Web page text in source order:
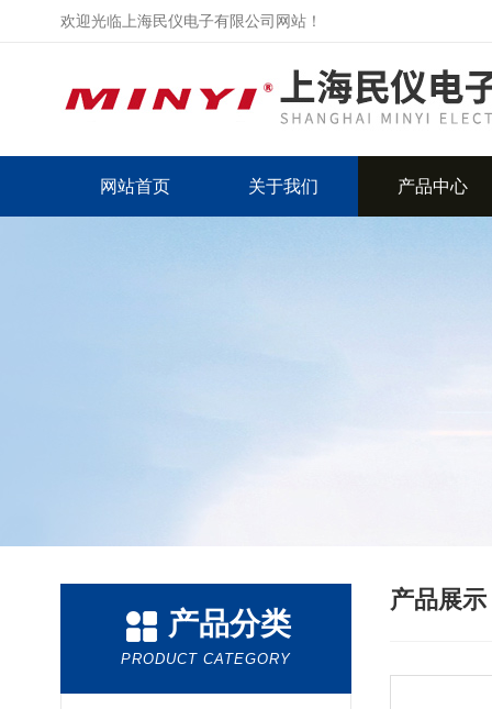
欢迎光临上海民仪电子有限公司网站！
网站首页 关于我们 产品中心
产品分类
PRODUCT CATEGORY
产品展示